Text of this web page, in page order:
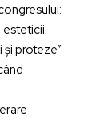
esteticii:
proteze”